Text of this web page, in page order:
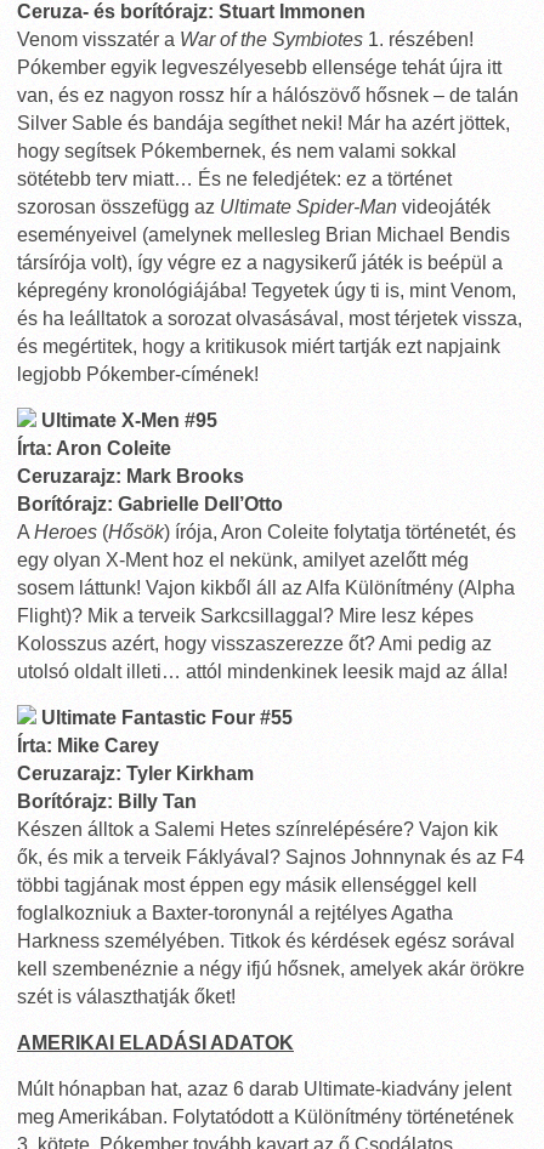
Ceruza- és borítórajz: Stuart Immonen
Venom visszatér a War of the Symbiotes 1. részében!
Pókember egyik legveszélyesebb ellensége tehát újra itt
van, és ez nagyon rossz hír a hálószövő hősnek – de talán
Silver Sable és bandája segíthet neki! Már ha azért jöttek,
hogy segítsek Pókembernek, és nem valami sokkal
sötétebb terv miatt… És ne feledjétek: ez a történet
szorosan összefügg az Ultimate Spider-Man videojáték
eseményeivel (amelynek mellesleg Brian Michael Bendis
társírója volt), így végre ez a nagysikerű játék is beépül a
képregény kronológiájába! Tegyetek úgy ti is, mint Venom,
és ha leálltatok a sorozat olvasásával, most térjetek vissza,
és megértitek, hogy a kritikusok miért tartják ezt napjaink
legjobb Pókember-címének!
Ultimate X-Men #95
Írta: Aron Coleite
Ceruzarajz: Mark Brooks
Borítórajz: Gabrielle Dell’Otto
AHeroes (Hősök) írója, Aron Coleite folytatja történetét, és
egy olyan X-Ment hoz el nekünk, amilyet azelőtt még
sosem láttunk! Vajon kikből áll az Alfa Különítmény (Alpha
Flight)? Mik a terveik Sarkcsillaggal? Mire lesz képes
Kolosszus azért, hogy visszaszerezze őt? Ami pedig az
utolsó oldalt illeti… attól mindenkinek leesik majd az álla!
Ultimate Fantastic Four #55
Írta: Mike Carey
Ceruzarajz: Tyler Kirkham
Borítórajz: Billy Tan
Készen álltok a Salemi Hetes színrelépésére? Vajon kik
ők, és mik a terveik Fáklyával? Sajnos Johnnynak és az F4
többi tagjának most éppen egy másik ellenséggel kell
foglalkozniuk a Baxter-toronynál a rejtélyes Agatha
Harkness személyében. Titkok és kérdések egész sorával
kell szembenéznie a négy ifjú hősnek, amelyek akár örökre
szét is választhatják őket!
AMERIKAI ELADÁSI ADATOK
Múlt hónapban hat, azaz 6 darab Ultimate-kiadvány jelent
meg Amerikában. Folytatódott a Különítmény történetének
3. kötete, Pókember tovább kavart az ő Csodálatos